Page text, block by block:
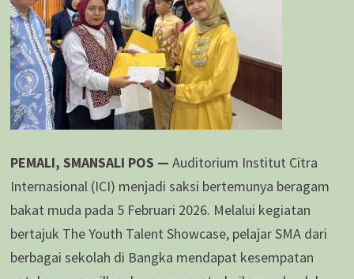
PEMALI, SMANSALI POS — Auditorium Institut Citra
Internasional (ICI) menjadi saksi bertemunya beragam
bakat muda pada 5 Februari 2026. Melalui kegiatan
bertajuk The Youth Talent Showcase, pelajar SMA dari
berbagai sekolah di Bangka mendapat kesempatan